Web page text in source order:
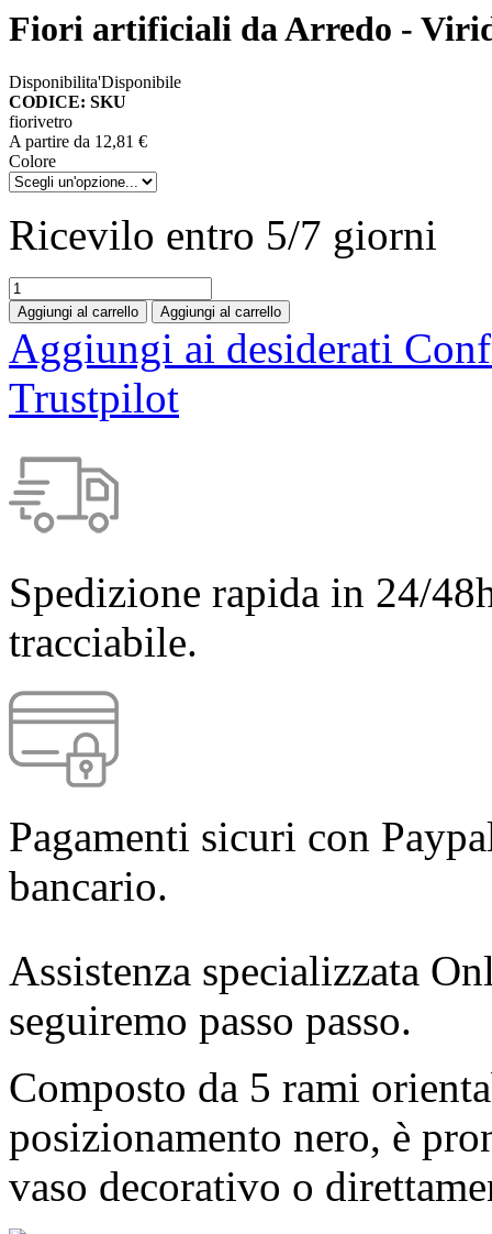
Fiori artificiali da Arredo -
Disponibilita'Disponibile
CODICE: SKU
fiorivetro
A partire da 12,81 €
Colore
Ricevilo entro 5/7 giorni
Aggiungi al carrello Aggiungi al carrello
Aggiungi ai desiderati
Trustpilot
Spedizione rapida in 24/
tracciabile.
Pagamenti sicuri con
bancario.
Assistenza specializzata
seguiremo passo passo.
Composto da 5 rami
posizionamento nero, è
vaso decorativo o